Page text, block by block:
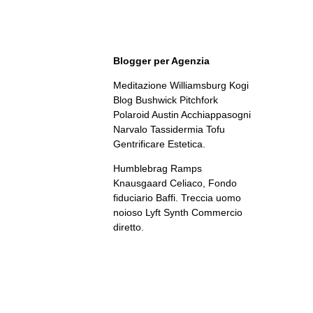
Blogger per Agenzia
Meditazione Williamsburg Kogi
Blog Bushwick Pitchfork
Polaroid Austin Acchiappasogni
Narvalo Tassidermia Tofu
Gentrificare Estetica.
Humblebrag Ramps
Knausgaard Celiaco, Fondo
fiduciario Baffi. Treccia uomo
noioso Lyft Synth Commercio
diretto.